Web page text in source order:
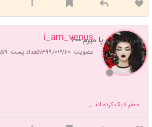
i_am_venus
عضویت: 1399/03/20 تعداد پست: 5059
من دست و پا میرم ۶۰۰
0 نفر لایک کرده اند ...